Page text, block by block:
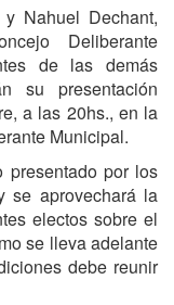
Nahuel Dechant,
Deliberante
de las demás
su presentación
a las 20hs., en la
Municipal.
presentado por los
se aprovechará la
electos sobre el
se lleva adelante
debe reunir